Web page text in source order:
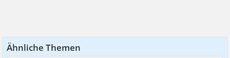
Ähnliche Themen